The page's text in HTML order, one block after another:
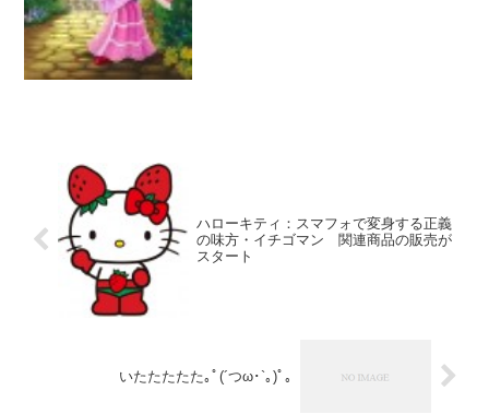
ハローキティ：スマフォで変身する正義
の味方・イチゴマン 関連商品の販売が
スタート
いたたたたた｡ﾟ(´つω･`｡)ﾟ｡